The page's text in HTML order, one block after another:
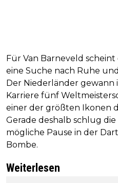
Für Van Barneveld
eine Suche nach Ruhe
Der Niederländer gewann
Karriere fünf
einer der größten Ikonen
Gerade deshalb schlug
mögliche Pause in der
Bombe.
Weiterlesen